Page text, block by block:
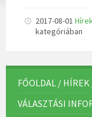
2017-08-01
kategóriában
FŐOLDAL /
VÁLASZTÁSI